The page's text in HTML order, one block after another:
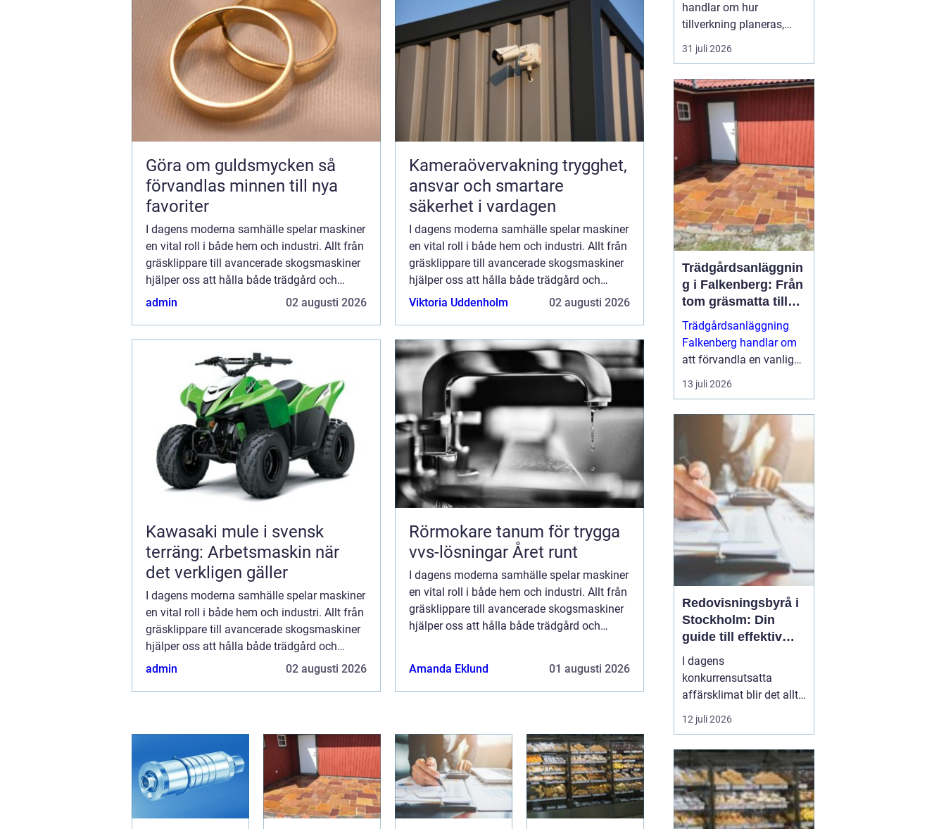
Göra om guldsmycken så
förvandlas minnen till nya
favoriter
I dagens moderna samhälle spelar maskiner
en vital roll i både hem och industri. Allt från
gräsklippare till avancerade skogsmaskiner
hjälper oss att hålla både trädgård och
arbetsplats i toppskick. M...
admin 02 augusti 2026
Kameraövervakning trygghet,
ansvar och smartare
säkerhet i vardagen
I dagens moderna samhälle spelar maskiner
en vital roll i både hem och industri. Allt från
gräsklippare till avancerade skogsmaskiner
hjälper oss att hålla både trädgård och
arbetsplats i toppskick. M...
Viktoria Uddenholm 02 augusti 2026
Kawasaki mule i svensk
terräng: Arbetsmaskin när
det verkligen gäller
I dagens moderna samhälle spelar maskiner
en vital roll i både hem och industri. Allt från
gräsklippare till avancerade skogsmaskiner
hjälper oss att hålla både trädgård och
arbetsplats i toppskick. M...
admin 02 augusti 2026
Rörmokare tanum för trygga
vvs-lösningar Året runt
I dagens moderna samhälle spelar maskiner
en vital roll i både hem och industri. Allt från
gräsklippare till avancerade skogsmaskiner
hjälper oss att hålla både trädgård och
Amanda Eklund
01 augusti 2026
handlar om hur
tillverkning planeras,
organiseras och
genomförs i praktiken.
samspelet mellan
maskiner, människor,
material och styrsystem.
När dessa delar fungerar
tillsammans minskar
spill, driftstopp och
kostnader...
31 juli 2026
Trädgårdsanläggnin
g i Falkenberg: Från
tom gräsmatta till
genomtänkt helhet
Trädgårdsanläggning
Falkenberg handlar om
att förvandla en vanlig
tomt till en fungerande,
vacker och hållbar
många &ari...
13 juli 2026
Redovisningsbyrå i
Stockholm: Din
guide till effektiv
redovisning i
Stockholm
I dagens
konkurrensutsatta
affärsklimat blir det allt
viktigare att ha en
redovisningsbyrå i
bara kan sköta den
traditionella bokföringen,
utan också kan erbjuda
mervärde genom
12 juli 2026